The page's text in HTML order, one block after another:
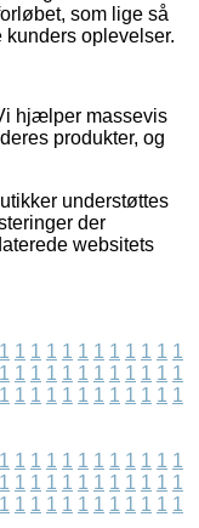
som lige så
oplevelser.
hjælper massevis
produkter, og
understøttes
der
websitets
1 1 1 1 1 1 1 1 1 1 1 1
1 1 1 1 1 1 1 1 1 1 1 1
1 1 1 1 1 1 1 1 1 1 1 1
1 1 1 1 1 1 1 1 1 1 1 1
1 1 1 1 1 1 1 1 1 1 1 1
1 1 1 1 1 1 1 1 1 1 1 1